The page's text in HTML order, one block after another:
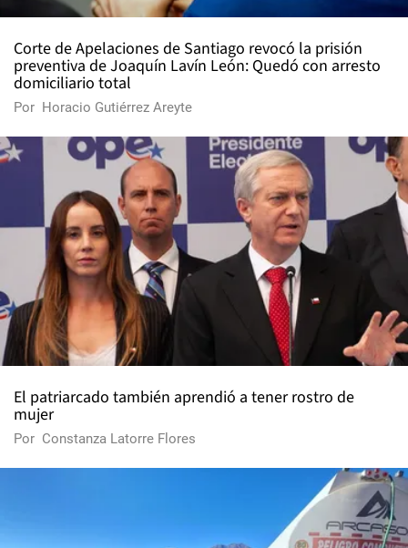
Corte de Apelaciones de Santiago revocó la prisión
preventiva de Joaquín Lavín León: Quedó con arresto
domiciliario total
Por Horacio Gutiérrez Areyte
El patriarcado también aprendió a tener rostro de
mujer
Por Constanza Latorre Flores